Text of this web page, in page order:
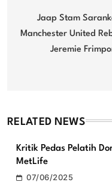
navigation
Jaap Stam
Manchester United
Jeremie
RELATED NEWS
Kritik Pedas Pelatih
MetLife
07/06/2025